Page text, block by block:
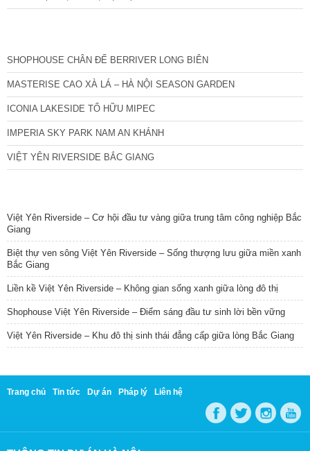
SHOPHOUSE CHÂN ĐẾ BERRIVER LONG BIÊN
MASTERISE CAO XÀ LÁ – HÀ NỘI SEASON GARDEN
ICONIA LAKESIDE TỐ HỮU MIPEC
IMPERIA SKY PARK NAM AN KHÁNH
VIỆT YÊN RIVERSIDE BẮC GIANG
Việt Yên Riverside – Cơ hội đầu tư vàng giữa trung tâm công nghiệp Bắc
Giang
Biệt thự ven sông Việt Yên Riverside – Sống thượng lưu giữa miền xanh
Bắc Giang
Liền kề Việt Yên Riverside – Không gian sống xanh giữa lòng đô thị
Shophouse Việt Yên Riverside – Điểm sáng đầu tư sinh lời bền vững
Việt Yên Riverside – Khu đô thị sinh thái đẳng cấp giữa lòng Bắc Giang
Trang chủ Tin tức Dự án Pháp lý Liên hệ